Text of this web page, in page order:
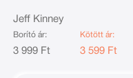
Jeff Kinney
Borító ár:
3 999 Ft
Kötött ár:
3 599 Ft